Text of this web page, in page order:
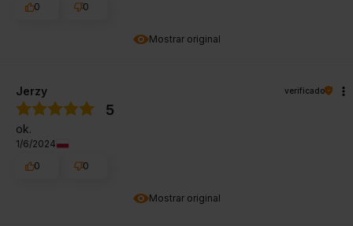
Mostrar original
0
0
Mostrar original
Jerzy verificado
5
ok.
1/6/2024
0
0